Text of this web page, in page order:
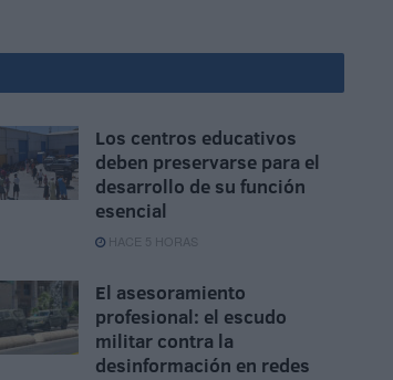
Los centros educativos
deben preservarse para el
desarrollo de su función
esencial
HACE 5 HORAS
El asesoramiento
profesional: el escudo
militar contra la
desinformación en redes